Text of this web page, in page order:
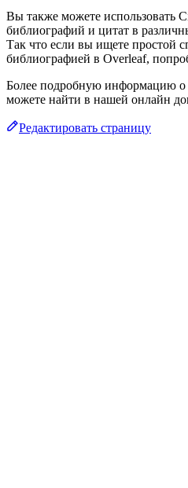
Вы также можете использовать
библиографий и цитат в
Так что если вы ищете простой
библиографией в Overleaf,
Более подробную информацию о
можете найти в нашей онлайн
Редактировать страницу